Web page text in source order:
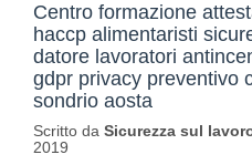
Centro formazione
haccp alimentaristi
datore lavoratori
gdpr privacy preventivo
sondrio aosta
Scritto da Sicurezza sul
2019